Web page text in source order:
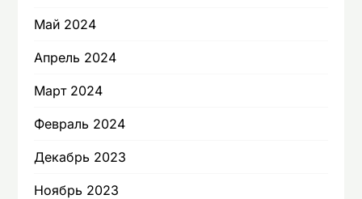
Май 2024
Апрель 2024
Март 2024
Февраль 2024
Декабрь 2023
Ноябрь 2023